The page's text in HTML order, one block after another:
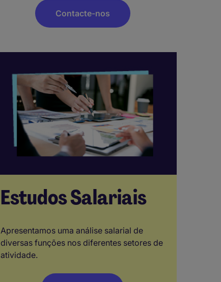
Contacte-nos
Estudos Salariais
Apresentamos uma análise salarial de
diversas funções nos diferentes setores de
atividade.